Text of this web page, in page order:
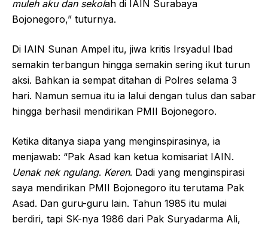
muleh aku dan sekolah di IAIN Surabaya
Bojonegoro,” tuturnya.
Di IAIN Sunan Ampel itu, jiwa kritis Irsyadul Ibad
semakin terbangun hingga semakin sering ikut turun
aksi. Bahkan ia sempat ditahan di Polres selama 3
hari. Namun semua itu ia lalui dengan tulus dan sabar
hingga berhasil mendirikan PMII Bojonegoro.
Ketika ditanya siapa yang menginspirasinya, ia
menjawab: “Pak Asad kan ketua komisariat IAIN.
Uenak nek ngulang. Keren. Dadi yang menginspirasi
saya mendirikan PMII Bojonegoro itu terutama Pak
Asad. Dan guru-guru lain. Tahun 1985 itu mulai
berdiri, tapi SK-nya 1986 dari Pak Suryadarma Ali,